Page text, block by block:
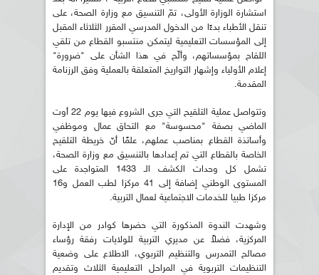
استشارة الوزارة الأولى، تمّ التنسيق مع وزارة الصحة، على
تنقل الأطباء بدءًا من الدخول المدرسي المقرر الثلاثاء المقبل
إلى المؤسسات التعليمية ليتمكن منتسبو القطاع من تلقي
اللقاح بمؤسساتهم، وألّح في هذا الشأن على "ضرورة"
إعلام الأولياء وإشهار التواريخ المتعلقة بالعملية وفق الرزنامة
المقدمة.
وتتواصل عملية التلقيح التي جرى الشروع فيها يوم 22 أوت
الماضي بصفة "محسوسة" مع التحاق عمال وموظفي
وأساتذة القطاع بمناصب عملهم، علمًا أنّ خريطة التلقيح
الخاصة بالقطاع التي تم إعدادها بالتنسيق مع وزارة الصحة،
تشمل كل وحدات الكشف الـ 1433 المتواجدة على
المستوى الوطني إضافة إلى 41 مركزا لطب العمل و16
مركزا طبيا للخدمات الاجتماعية لعمال التربية.
وشهدت الندوة المذكورة التي حضرها كوادر من الإدارة
المركزية، فضلاً عن مديري التربية للولايات رفقة رؤساء
مصالح التمدرس والتنظيم التربوي، الاطلاع على وضعية
التنظيمات التربوية في المراحل التعليمية الثلاث وتقديم